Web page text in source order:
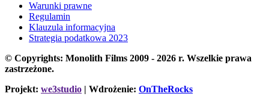
Warunki prawne
Regulamin
Klauzula informacyjna
Strategia podatkowa 2023
© Copyrights: Monolith Films 2009 - 2026 r. Wszelkie prawa
zastrzeżone.
Projekt: we3studio | Wdrożenie: OnTheRocks